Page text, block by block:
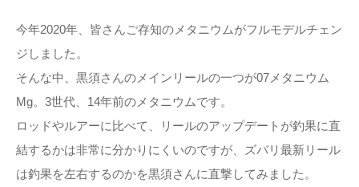
今年2020年、皆さんご存知のメタニウムがフルモデルチェン
ジしました。
そんな中、黒須さんのメインリールの一つが07メタニウム
Mg。3世代、14年前のメタニウムです。
ロッドやルアーに比べて、リールのアップデートが釣果に直
結するかは非常に分かりにくいのですが、ズバリ最新リール
は釣果を左右するのかを黒須さんに直撃してみました。